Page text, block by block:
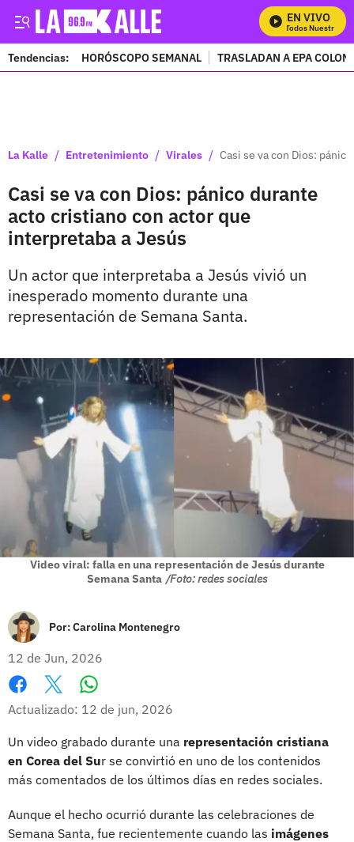
EN VIVO
Mira Todos Nuestros
Tendencias: HORÓSCOPO SEMANAL TRASLADAN A EPA
La Kalle / Entretenimiento / Virales / Casi se va con Dios:
Casi se va con Dios: pánico durante
acto cristiano con actor que
interpretaba a Jesús
Un actor que interpretaba a Jesús vivió un
inesperado momento durante una
representación de Semana Santa.
Video viral: falla en una representación de Jesús durante
Semana Santa /Foto: redes sociales
Por:Carolina Montenegro
12 de Jun, 2026
Facebook
X
Actualizado: 12 de jun, 2026
Un video grabado durante una representación cristiana
en Corea del Sur se convirtió en uno de los contenidos
más comentados de los últimos días en redes sociales.
Aunque el hecho ocurrió durante las celebraciones de
Semana Santa, fue recientemente cuando las imágenes